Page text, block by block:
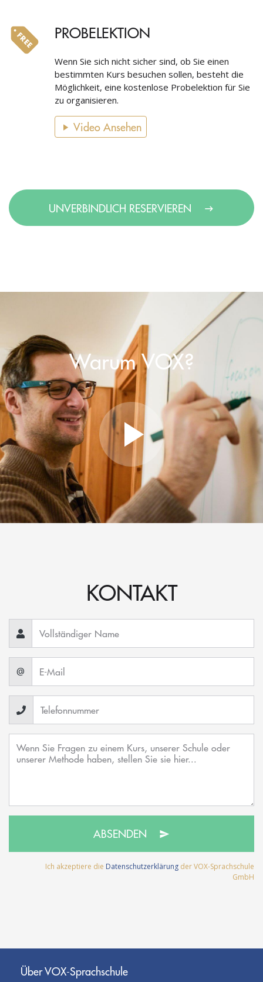
PROBELEKTION
Wenn Sie sich nicht sicher sind, ob Sie einen
bestimmten Kurs besuchen sollen, besteht die
Möglichkeit, eine kostenlose Probelektion für Sie
zu organisieren.
Video Ansehen
UNVERBINDLICH RESERVIEREN
Warum VOX?
KONTAKT
@
ABSENDEN
Ich akzeptiere die Datenschutzerklärung der VOX-Sprachschule
GmbH
Über VOX-Sprachschule